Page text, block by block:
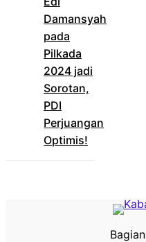
Damansyah
pada
Pilkada
2024 jadi
Sorotan,
PDI
Perjuangan
Optimis!
Bagian